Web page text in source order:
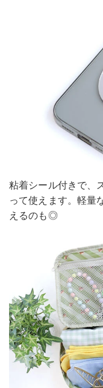
粘着シール付きで、
って使えます。軽量
えるのも◎